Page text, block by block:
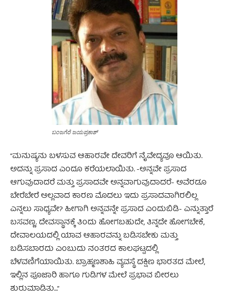
ಬಂಜಗೆರೆ ಜಯಪ್ರಕಾಶ್
“ಮನುಷ್ಯನು ಬಳಸುವ ಆಹಾರವೇ ದೇವರಿಗೆ ನೈವೇದ್ಯವೂ ಆಯಿತು.
ಅದನ್ನು ಪ್ರಸಾದ ಎಂದೂ ಕರೆಯಲಾಯಿತು. -ಅನ್ನವೇ ಪ್ರಸಾದ
ಆಗುವುದಾದರೆ ಮತ್ತು ಪ್ರಸಾದವೇ ಅನ್ನವಾಗುವುದಾದರೆ- ಅವೆರಡೂ
ಬೇರೆಬೇರೆ ಅಲ್ಲವಾದ ಕಾರಣ ಮೊದಲು ಇದು ಪ್ರಸಾದವಾಗಿರಲಿಲ್ಲ
ಎನ್ನಲು ಸಾಧ್ಯವೇ? ಹೀಗಾಗಿ ಅನ್ನವನ್ನೇ ಪ್ರಸಾದ ಎಂದುಬಿಡಿ- ಎನ್ನುತ್ತಾರೆ
ಬಸವಣ್ಣ. ದೇವಸ್ಥಾನಕ್ಕೆ ತಿಂದು ಹೋಗಬಹುದೇ, ತಿನ್ನದೇ ಹೋಗಬೇಕೆ,
ದೇವಾಲಯದಲ್ಲಿ ಯಾವ ಆಹಾರವನ್ನು ಬಡಿಸಬೇಕು ಮತ್ತು
ಬಡಿಸಬಾರದು ಎಂಬುದು ನಂತರದ ಕಾಲಘಟ್ಟದಲ್ಲಿ
ಬೆಳವಣಿಗೆಯಾಯಿತು. ಬ್ರಾಹ್ಮಣಶಾಹಿ ವ್ಯವಸ್ಥೆ ದಕ್ಷಿಣ ಭಾರತದ ಮೇಲೆ,
ಇಲ್ಲಿನ ಪೂಜಾರಿ ಹಾಗೂ ಗುಡಿಗಳ ಮೇಲೆ ಪ್ರಭಾವ ಬೀರಲು
ಶುರುಮಾಡಿತು…”